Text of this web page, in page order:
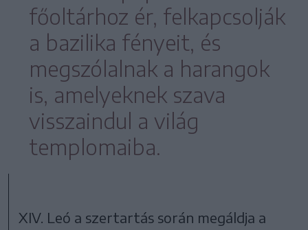
főoltárhoz ér, felkapcsolják
a bazilika fényeit, és
megszólalnak a harangok
is, amelyeknek szava
visszaindul a világ
templomaiba.
XIV. Leó a szertartás során megáldja a